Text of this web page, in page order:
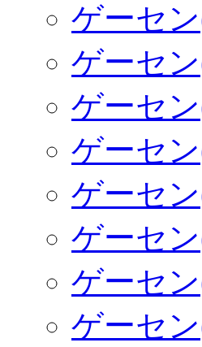
ゲーセ
ゲーセ
ゲーセ
ゲーセ
ゲーセ
ゲーセ
ゲーセ
ゲーセ